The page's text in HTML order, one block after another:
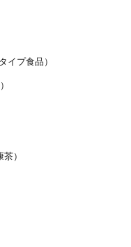
イプ食品）
）